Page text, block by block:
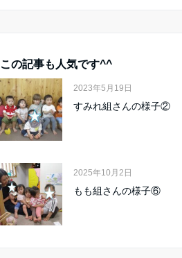
この記事も人気です^^
2023年5月19日
すみれ組さんの様子②
2025年10月2日
もも組さんの様子⑥